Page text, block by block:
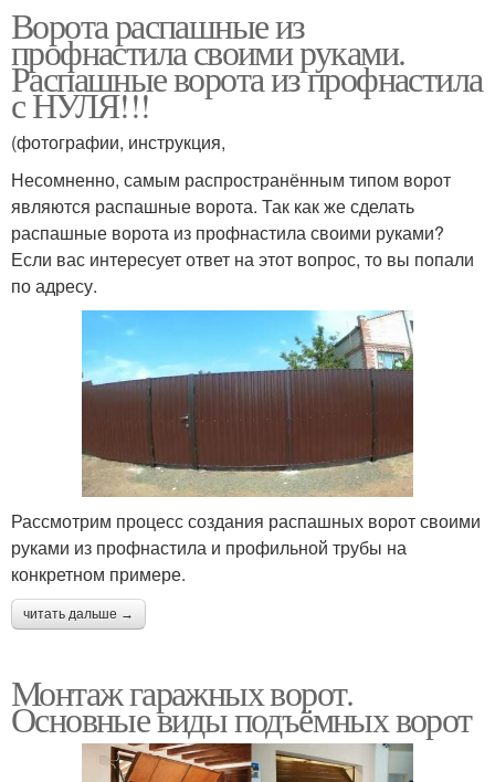
Ворота распашные из
профнастила своими руками.
Распашные ворота из профнастила
с НУЛЯ!!!
(фотографии, инструкция,
Несомненно, самым распространённым типом ворот
являются распашные ворота. Так как же сделать
распашные ворота из профнастила своими руками?
Если вас интересует ответ на этот вопрос, то вы попали
по адресу.
Рассмотрим процесс создания распашных ворот своими
руками из профнастила и профильной трубы на
конкретном примере.
читать дальше →
Монтаж гаражных ворот.
Основные виды подъёмных ворот